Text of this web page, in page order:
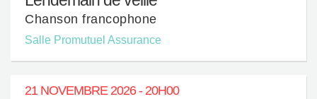
Chanson francophone
Salle Promutuel Assurance
21 NOVEMBRE 2026 - 20H00